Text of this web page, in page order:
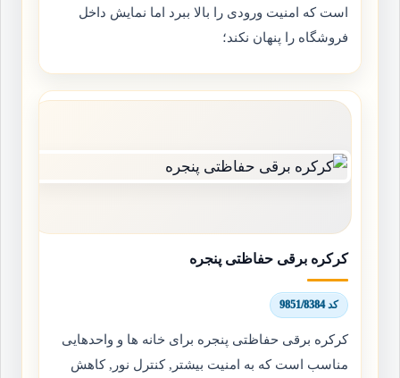
است که امنیت ورودی را بالا ببرد اما نمایش داخل
فروشگاه را پنهان نکند؛
کرکره برقی حفاظتی پنجره
کد 9851/8384
کرکره برقی حفاظتی پنجره برای خانه ها و واحدهایی
مناسب است که به امنیت بیشتر, کنترل نور, کاهش